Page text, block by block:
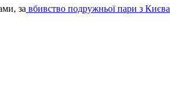
за вбивство подружньої пари з Києва